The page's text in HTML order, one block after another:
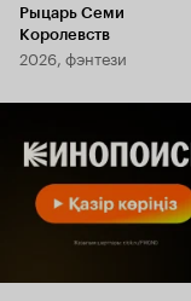
Рыцарь Семи
Королевств
2026, фэнтези